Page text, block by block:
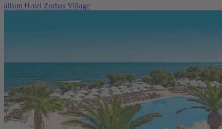
allsun Hotel Zorbas Village